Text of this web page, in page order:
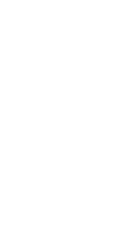
gemma-4-